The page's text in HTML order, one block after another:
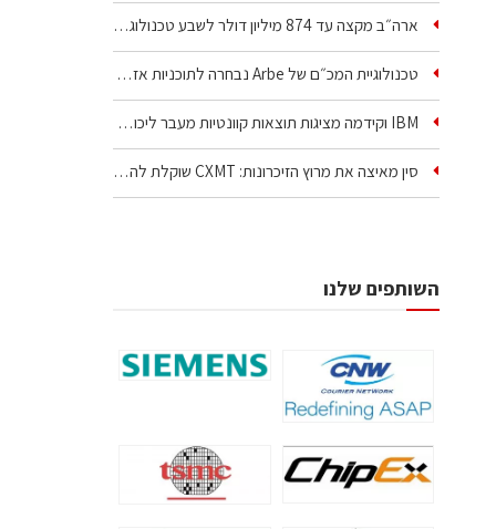
ארה״ב מקצה עד 874 מיליון דולר לשבע טכנולוגיות שבבים…
טכנולוגיית המכ״ם של Arbe נבחרה לתוכניות אזרחיות וביטחוניות
IBM וקידמה מציגות תוצאות קוונטיות מעבר ליכולת…
סין מאיצה את מרוץ הזיכרונות: CXMT שוקלת להקים מפעל…
השותפים שלנו